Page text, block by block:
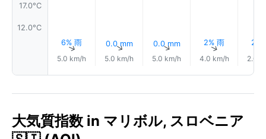
17.0°C
12.0°C
6% 雨
↑
5.0 km/h
0.0 mm
↑
5.0 km/h
0.0 mm
↑
5.0 km/h
2% 雨
↑
4.0 km/h
2%
2.0
大気質指数 in マリボル, スロベニア